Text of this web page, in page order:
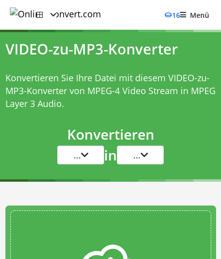
16 Menü
VIDEO-zu-MP3-Konverter
Konvertieren Sie Ihre Datei mit diesem VIDEO-zu-
MP3-Konvertervon MPEG-4 Video Stream in MPEG
Layer 3 Audio.
Konvertieren
... in ...